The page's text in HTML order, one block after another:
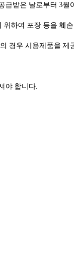
받은 날로부터 3월
하여 포장 등을 훼
경우 시용제품을 제
야 합니다.